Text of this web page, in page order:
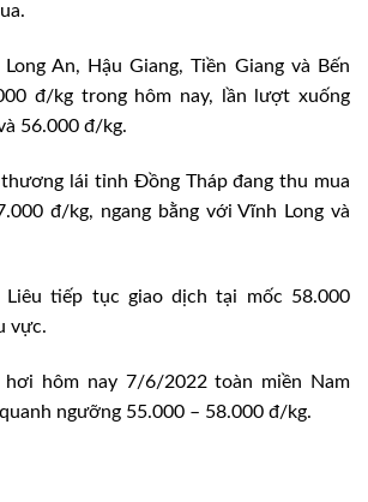
An, Hậu Giang, Tiền Giang và Bến
đ/kg trong hôm nay, lần lượt xuống
56.000 đ/kg.
lái tỉnh Đồng Tháp đang thu mua
đ/kg, ngang bằng với Vĩnh Long và
Liêu tiếp tục giao dịch tại mốc 58.000
vực.
hơi hôm nay 7/6/2022 toàn miền Nam
ngưỡng 55.000 – 58.000 đ/kg.